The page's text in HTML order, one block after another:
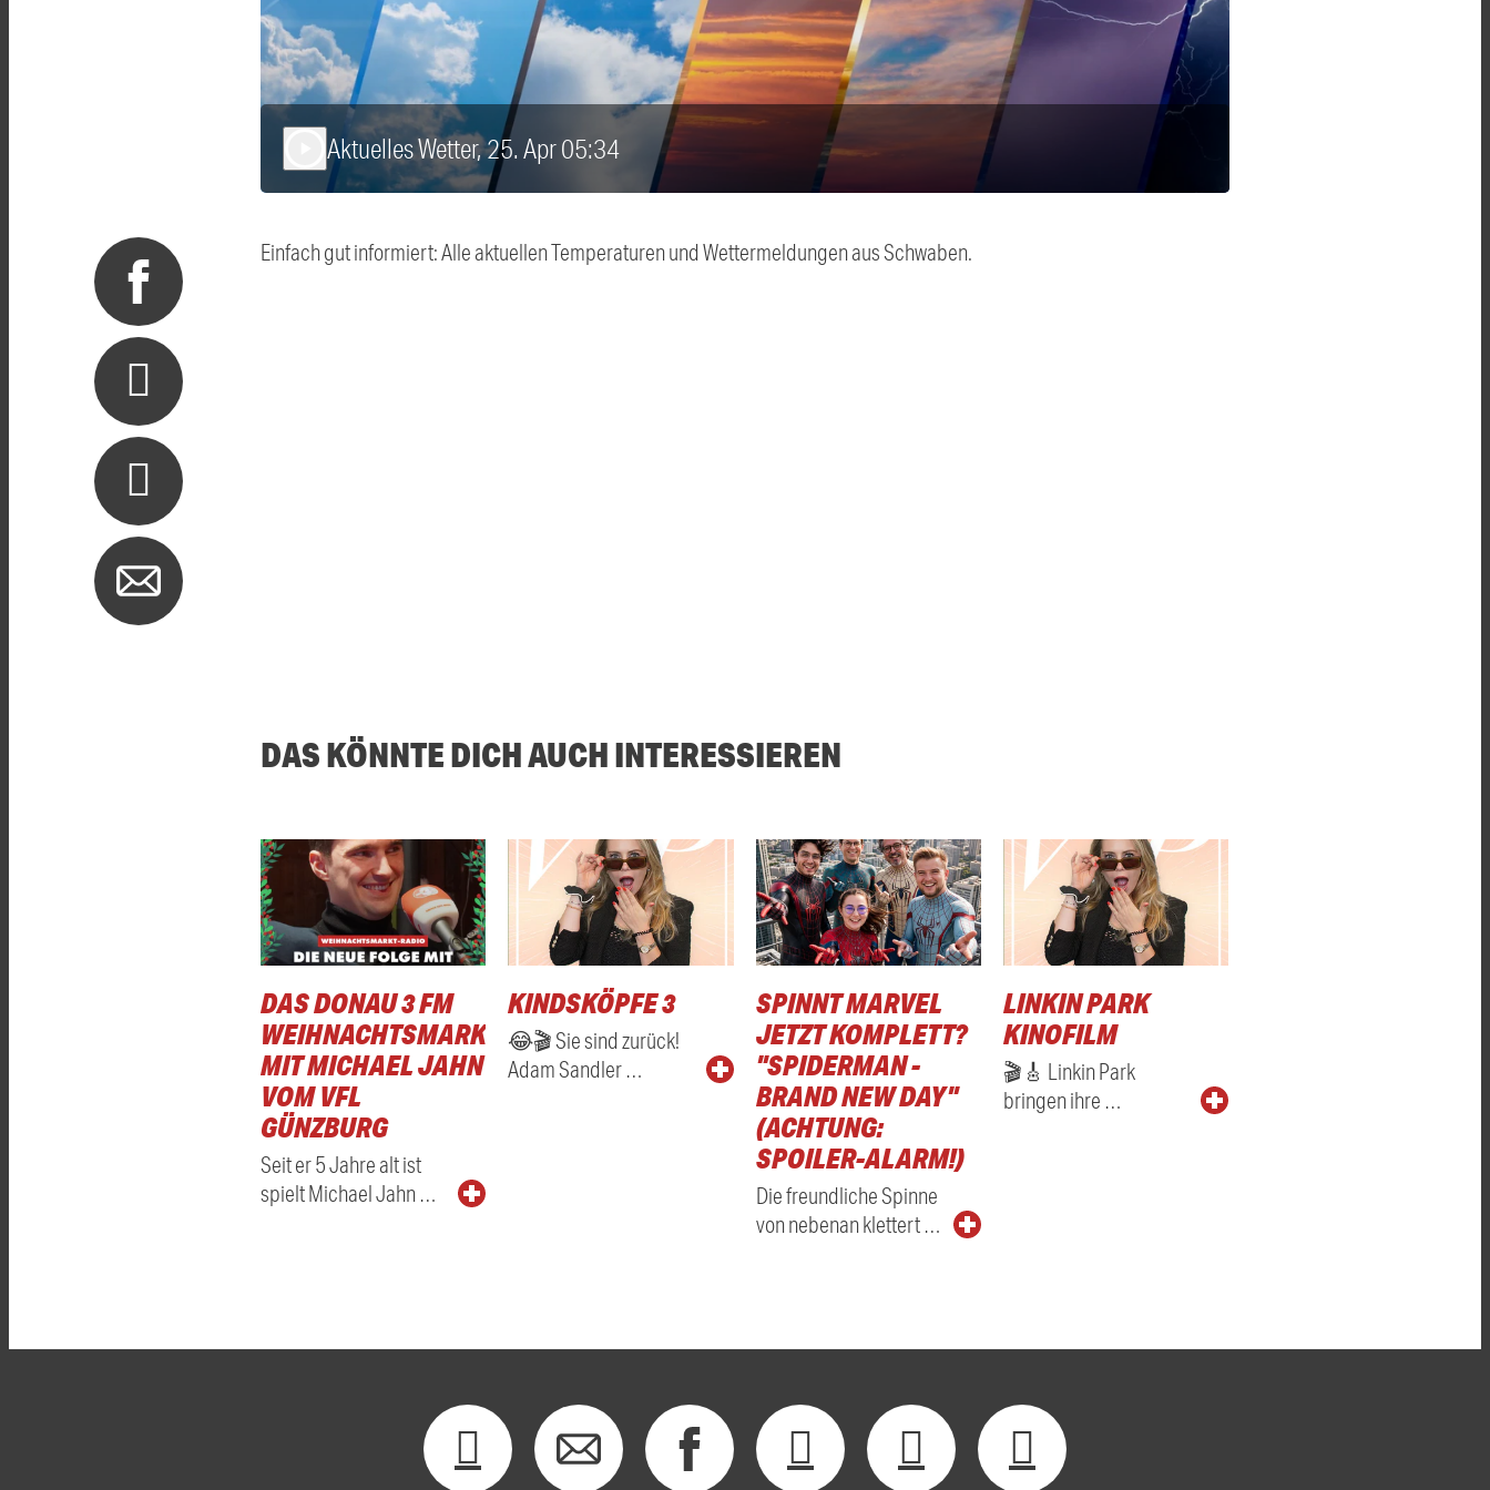
Aktuelles Wetter, 25. Apr 05:34
Einfach gut informiert: Alle aktuellen Temperaturen und Wettermeldungen aus Schwaben.
DAS KÖNNTE DICH AUCH INTERESSIEREN
DAS DONAU 3 FM
WEIHNACHTSMARKTRADIO
MIT MICHAEL JAHN
VOM VFL
GÜNZBURG
Seit er 5 Jahre alt ist
spielt Michael Jahn …
KINDSKÖPFE 3
😂🎬 Sie sind zurück!
Adam Sandler …
SPINNT MARVEL
JETZT KOMPLETT?
"SPIDERMAN -
BRAND NEW DAY"
(ACHTUNG:
SPOILER-ALARM!)
Die freundliche Spinne
von nebenan klettert …
LINKIN PARK
KINOFILM
🎬🎸 Linkin Park
bringen ihre …